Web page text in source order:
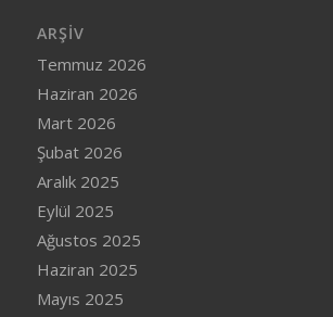
ARŞIV
Temmuz 2026
Haziran 2026
Mart 2026
Şubat 2026
Aralık 2025
Eylül 2025
Ağustos 2025
Haziran 2025
Mayıs 2025